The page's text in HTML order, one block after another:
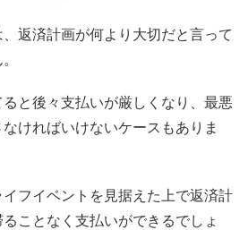
返済計画が何より大切だと言って
と後々支払いが厳しくなり、最悪
ければいけないケースもありま
フイベントを見据えた上で返済計
ことなく支払いができるでしょ